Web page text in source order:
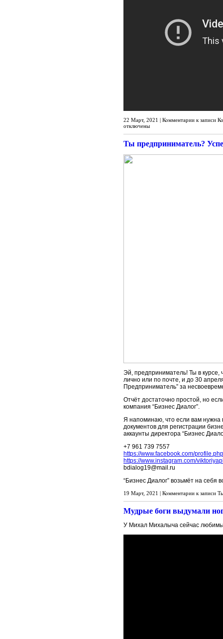
22 Март, 2021 | Комментарии к записи
отключены
Ты предприниматель?
Эй, предприниматель! Ты в курсе,
лично или по почте, и до 30
Предприниматель” за
Отчёт достаточно простой, но
компания “Бизнес Диалог”.
Я напоминаю, что если вам нужна
документов для регистрации
аккаунты директора “Бизнес
+7 961 739 7557
https://www.facebook.com/
https://www.instagram.com/
bdialog19@mail.ru
“Бизнес Диалог” возьмёт на себя
19 Март, 2021 | Комментарии к записи
Мудрые боги выдумали
У Михал Михалыча сейчас